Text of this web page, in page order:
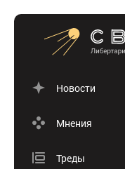
Новости
Мнения
Треды